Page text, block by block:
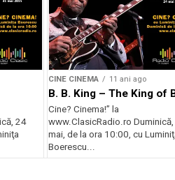
24
CINE CINEMA 11 ani ago
B. B. King – The King of
Cine? Cinema!” la
www.ClasicRadio.ro
mai, de la ora 10:00, cu
Boerescu...